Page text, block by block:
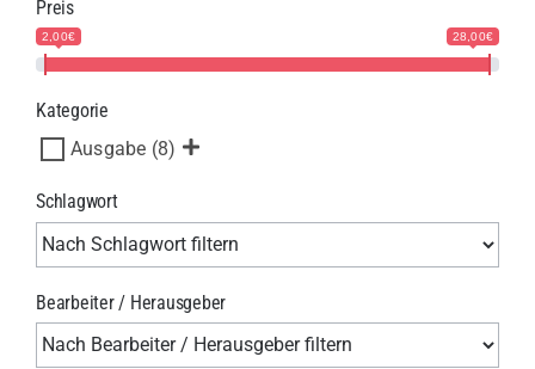
Preis
2,00€ 28,00€
Kategorie
Ausgabe (8)
Schlagwort
Bearbeiter / Herausgeber